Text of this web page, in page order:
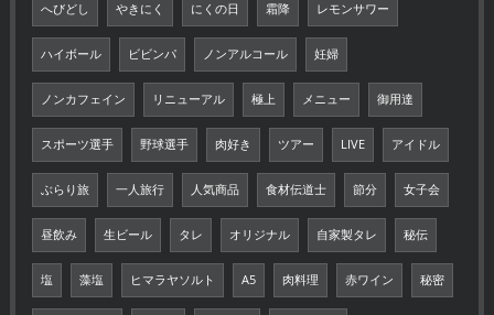
へびどし やきにく にくの日 霜降 レモンサワー
ハイボール ビビンパ ノンアルコール 妊婦
ノンカフェイン リニューアル 極上 メニュー 御用達
スポーツ選手 野球選手 肉好き ツアー LIVE アイドル
ぶらり旅 一人旅行 人気商品 食材伝道士 節分 女子会
昼飲み 生ビール タレ オリジナル 自家製タレ 秘伝
塩 藻塩 ヒマラヤソルト A5 肉料理 赤ワイン 秘密